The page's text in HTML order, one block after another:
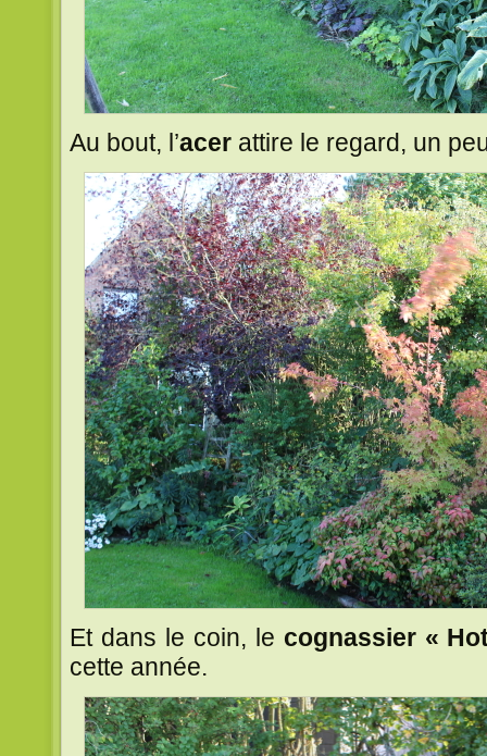
Au bout, l’acer attire le regard, un
Et dans le coin, le cognassier «
cette année.